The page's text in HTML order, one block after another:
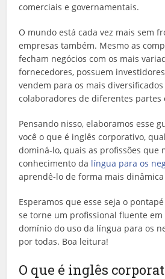
comerciais e governamentais.
O mundo está cada vez mais sem
empresas também. Mesmo as
fecham negócios com os mais
fornecedores, possuem
vendem para os mais
colaboradores de diferentes partes
Pensando nisso, elaboramos esse
você o que é inglês corporativo,
dominá-lo, quais as profissões que
conhecimento da língua para os
aprendê-lo de forma mais
Esperamos que esse seja o
se torne um profissional fluente
domínio do uso da língua para os
por todas. Boa leitura!
O que é inglês